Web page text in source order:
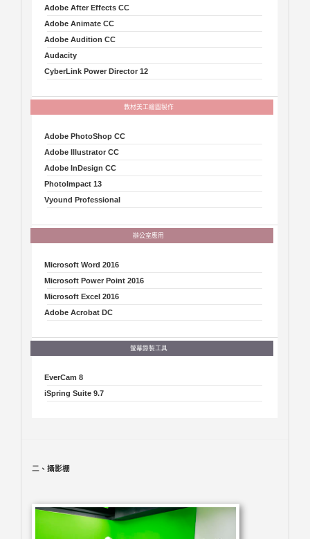
Adobe After Effects CC
Adobe Animate CC
Adobe Audition CC
Audacity
CyberLink Power Director 12
Adobe PhotoShop CC
Adobe Illustrator CC
Adobe InDesign CC
PhotoImpact 13
Vyound Professional
Microsoft Word 2016
Microsoft Power Point 2016
Microsoft Excel 2016
Adobe Acrobat DC
EverCam 8
iSpring Suite 9.7
二、攝影棚